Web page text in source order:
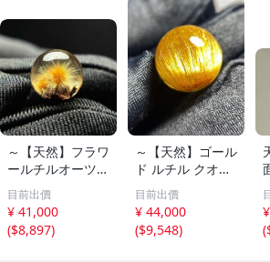
～【天然】フラワ
ールチルオーツ
丸玉 10.5mm 1.6
g
目前出價
¥ 41,000
($8,897)
～【天然】ゴール
ド ルチル クオー
ツ 丸玉 13.7mm
3.7g
目前出價
¥ 44,000
($9,548)
(